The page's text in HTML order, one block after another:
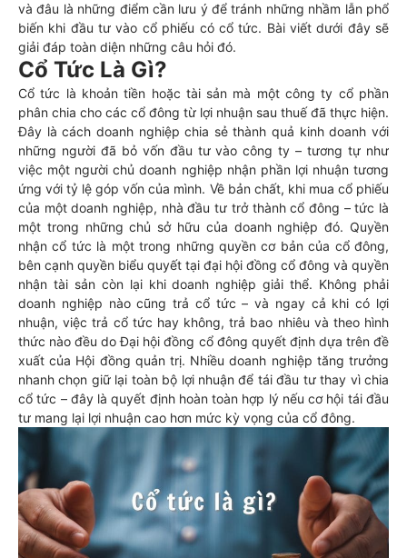
và đâu là những điểm cần lưu ý để tránh những nhầm lẫn phổ
biến khi đầu tư vào cổ phiếu có cổ tức. Bài viết dưới đây sẽ
giải đáp toàn diện những câu hỏi đó.
Cổ Tức Là Gì?
Cổ tức là khoản tiền hoặc tài sản mà một công ty cổ phần
phân chia cho các cổ đông từ lợi nhuận sau thuế đã thực hiện.
Đây là cách doanh nghiệp chia sẻ thành quả kinh doanh với
những người đã bỏ vốn đầu tư vào công ty – tương tự như
việc một người chủ doanh nghiệp nhận phần lợi nhuận tương
ứng với tỷ lệ góp vốn của mình. Về bản chất, khi mua cổ phiếu
của một doanh nghiệp, nhà đầu tư trở thành cổ đông – tức là
một trong những chủ sở hữu của doanh nghiệp đó. Quyền
nhận cổ tức là một trong những quyền cơ bản của cổ đông,
bên cạnh quyền biểu quyết tại đại hội đồng cổ đông và quyền
nhận tài sản còn lại khi doanh nghiệp giải thể. Không phải
doanh nghiệp nào cũng trả cổ tức – và ngay cả khi có lợi
nhuận, việc trả cổ tức hay không, trả bao nhiêu và theo hình
thức nào đều do Đại hội đồng cổ đông quyết định dựa trên đề
xuất của Hội đồng quản trị. Nhiều doanh nghiệp tăng trưởng
nhanh chọn giữ lại toàn bộ lợi nhuận để tái đầu tư thay vì chia
cổ tức – đây là quyết định hoàn toàn hợp lý nếu cơ hội tái đầu
tư mang lại lợi nhuận cao hơn mức kỳ vọng của cổ đông.